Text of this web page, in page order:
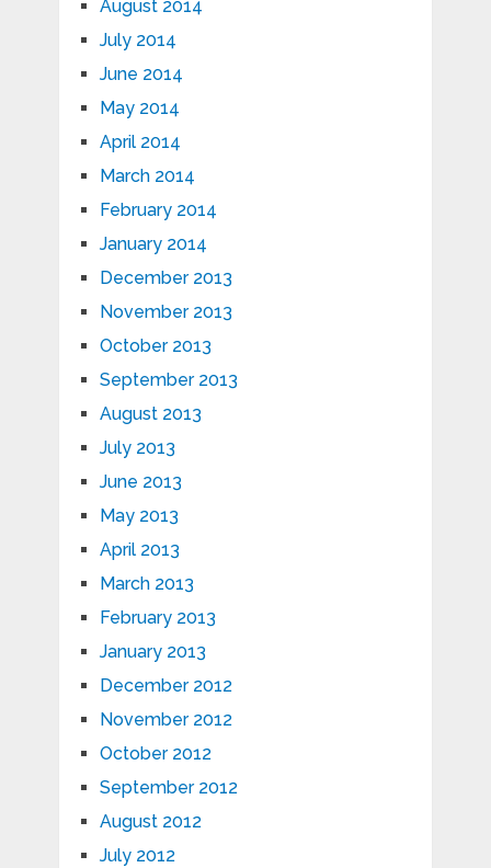
August 2014
July 2014
June 2014
May 2014
April 2014
March 2014
February 2014
January 2014
December 2013
November 2013
October 2013
September 2013
August 2013
July 2013
June 2013
May 2013
April 2013
March 2013
February 2013
January 2013
December 2012
November 2012
October 2012
September 2012
August 2012
July 2012